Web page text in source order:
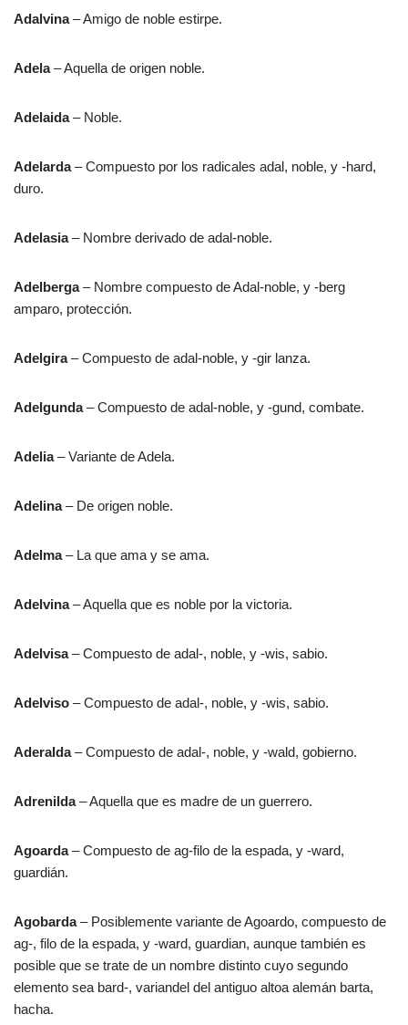
Adalvina– Amigo de noble estirpe.
Adela– Aquella de origen noble.
Adelaida– Noble.
Adelarda– Compuesto por los radicales adal, noble, y -hard,
duro.
Adelasia– Nombre derivado de adal-noble.
Adelberga– Nombre compuesto de Adal-noble, y -berg
amparo, protección.
Adelgira– Compuesto de adal-noble, y -gir lanza.
Adelgunda– Compuesto de adal-noble, y -gund, combate.
Adelia– Variante de Adela.
Adelina– De origen noble.
Adelma– La que ama y se ama.
Adelvina– Aquella que es noble por la victoria.
Adelvisa– Compuesto de adal-, noble, y -wis, sabio.
Adelviso – Compuesto de adal-, noble, y -wis, sabio.
Aderalda– Compuesto de adal-, noble, y -wald, gobierno.
Adrenilda– Aquella que es madre de un guerrero.
Agoarda– Compuesto de ag-filo de la espada, y -ward,
guardián.
Agobarda– Posiblemente variante de Agoardo, compuesto de
ag-, filo de la espada, y -ward, guardian, aunque también es
posible que se trate de un nombre distinto cuyo segundo
elemento sea bard-, variandel del antiguo altoa alemán barta,
hacha.